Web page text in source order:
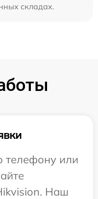
складах.
телефону или
Наш